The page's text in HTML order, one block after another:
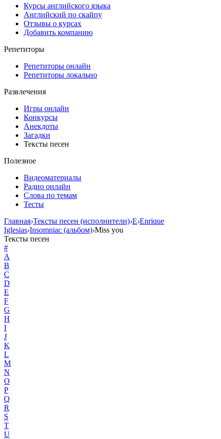
Курсы английского языка
Английский по скайпу
Отзывы о курсах
Добавить компанию
Репетиторы
Репетиторы онлайн
Репетиторы локально
Развлечения
Игры онлайн
Конкурсы
Анекдоты
Загадки
Тексты песен
Полезное
Видеоматериалы
Радио онлайн
Слова по темам
Тесты
Главная›Тексты песен (исполнители)›E›Enrique
Iglesias›Insomniac (альбом)›Miss you
Тексты песен
#
A
B
C
D
E
F
G
H
I
J
K
L
M
N
O
P
Q
R
S
T
U